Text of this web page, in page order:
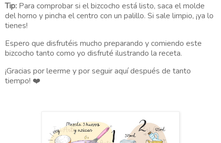
Tip: Para comprobar si el bizcocho está listo, saca el molde
del horno y pincha el centro con un palillo. Si sale limpio, ¡ya lo
tienes!
Espero que disfrutéis mucho preparando y comiendo este
bizcocho tanto como yo disfruté ilustrando la receta.
¡Gracias por leerme y por seguir aquí después de tanto
tiempo! ❤️